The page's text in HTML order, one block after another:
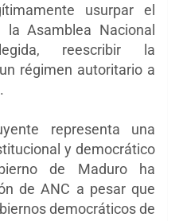
usurpar el
la Asamblea Nacional
reescribir la
régimen autoritario a
representa una
y democrático
de Maduro ha
de ANC a pesar que
democráticos de